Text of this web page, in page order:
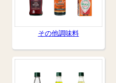
その他調味料